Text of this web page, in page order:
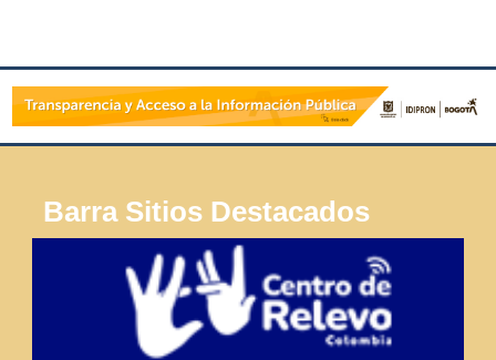
Barra Sitios Destacados